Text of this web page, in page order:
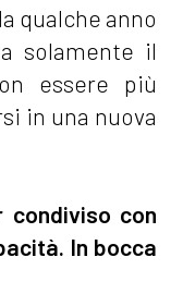
qualche anno
solamente il
essere più
in una nuova
condiviso con
In bocca